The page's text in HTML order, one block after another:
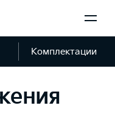
Комплектации